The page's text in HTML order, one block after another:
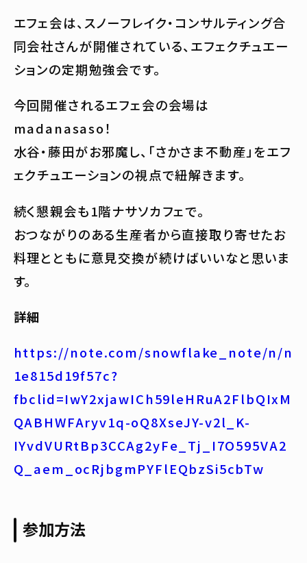
エフェ会は、スノーフレイク・コンサルティング合
同会社さんが開催されている、エフェクチュエー
ションの定期勉強会です。
今回開催されるエフェ会の会場は
madanasaso！
水谷・藤田がお邪魔し、「さかさま不動産」をエフ
ェクチュエーションの視点で紐解きます。
続く懇親会も1階ナサソカフェで。
おつながりのある生産者から直接取り寄せたお
料理とともに意見交換が続けばいいなと思いま
す。
詳細
https://note.com/snowflake_note/n/n
1e815d19f57c?
fbclid=IwY2xjawICh59leHRuA2FlbQIxM
QABHWFAryv1q-oQ8XseJY-v2l_K-
IYvdVURtBp3CCAg2yFe_Tj_I7O595VA2
Q_aem_ocRjbgmPYFlEQbzSi5cbTw
参加方法